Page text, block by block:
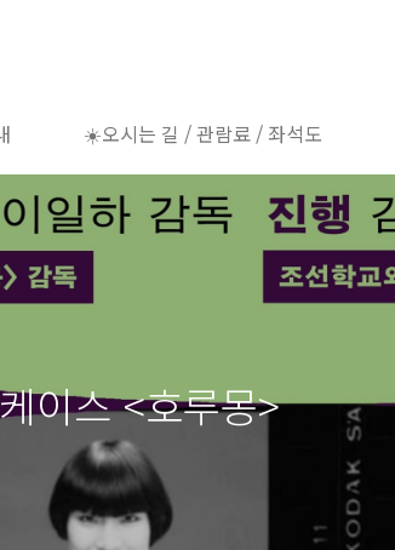
☀️오시는 길 / 관람료 / 좌석도
이스 <호루몽>